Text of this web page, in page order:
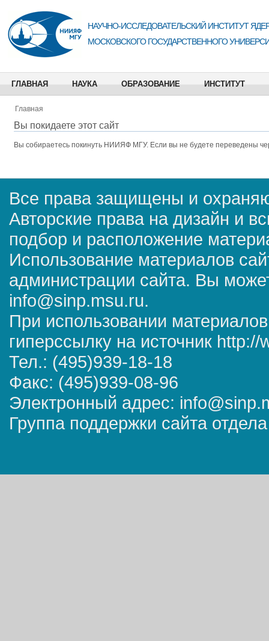
НАУЧНО-ИССЛЕДОВАТЕЛЬСКИЙ ИНСТИТУТ
МОСКОВСКОГО ГОСУДАРСТВЕННОГО
ГЛАВНАЯ НАУКА ОБРАЗОВАНИЕ ИНСТИТУТ
Главная
Вы покидаете этот сайт
Вы собираетесь покинуть НИИЯФ МГУ. Если вы не будете переведены
Все права защищены и
Авторские права на дизайн и
подбор и расположение
Использование материалов
администрации сайта. Вы
info@sinp.msu.ru.
При использовании
гиперссылку на источник
Тел.: (495)939-18-18
Факс: (495)939-08-96
Электронный адрес:
Группа поддержки сайта